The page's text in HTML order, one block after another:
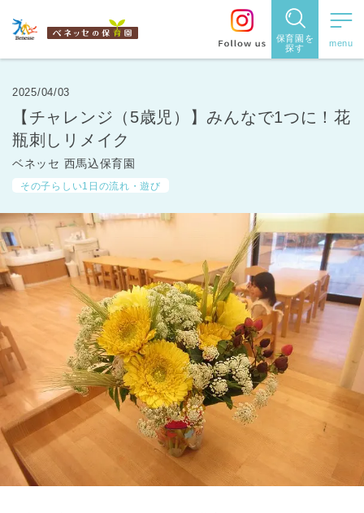
保育園を
探す
保育園を探す
住所・駅
す
都道府県
から探す
東京都
東京都 全域
2025/04/03
【チャレンジ（5歳児）】みんなで1つに！花
瓶刺しリメイク
ベネッセ 西馬込保育園
その子らしい1日の流れ・遊び